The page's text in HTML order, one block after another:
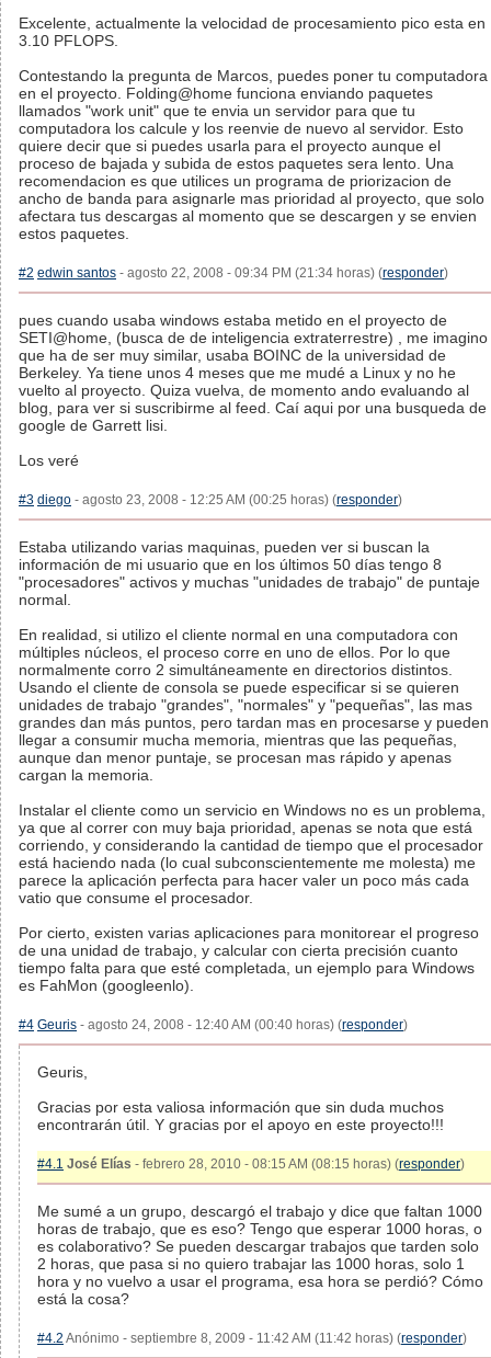
Excelente, actualmente la velocidad de procesamiento pico esta en
3.10 PFLOPS.
Contestando la pregunta de Marcos, puedes poner tu computadora
en el proyecto. Folding@home funciona enviando paquetes
llamados "work unit" que te envia un servidor para que tu
computadora los calcule y los reenvie de nuevo al servidor. Esto
quiere decir que si puedes usarla para el proyecto aunque el
proceso de bajada y subida de estos paquetes sera lento. Una
recomendacion es que utilices un programa de priorizacion de
ancho de banda para asignarle mas prioridad al proyecto, que solo
afectara tus descargas al momento que se descargen y se envien
estos paquetes.
#2 edwin santos - agosto 22, 2008 - 09:34 PM (21:34 horas) (responder)
pues cuando usaba windows estaba metido en el proyecto de
SETI@home, (busca de de inteligencia extraterrestre) , me imagino
que ha de ser muy similar, usaba BOINC de la universidad de
Berkeley. Ya tiene unos 4 meses que me mudé a Linux y no he
vuelto al proyecto. Quiza vuelva, de momento ando evaluando al
blog, para ver si suscribirme al feed. Caí aqui por una busqueda de
google de Garrett lisi.
Los veré
#3 diego - agosto 23, 2008 - 12:25 AM (00:25 horas) (responder)
Estaba utilizando varias maquinas, pueden ver si buscan la
información de mi usuario que en los últimos 50 días tengo 8
"procesadores" activos y muchas "unidades de trabajo" de puntaje
normal.
En realidad, si utilizo el cliente normal en una computadora con
múltiples núcleos, el proceso corre en uno de ellos. Por lo que
normalmente corro 2 simultáneamente en directorios distintos.
Usando el cliente de consola se puede especificar si se quieren
unidades de trabajo "grandes", "normales" y "pequeñas", las mas
grandes dan más puntos, pero tardan mas en procesarse y pueden
llegar a consumir mucha memoria, mientras que las pequeñas,
aunque dan menor puntaje, se procesan mas rápido y apenas
cargan la memoria.
Instalar el cliente como un servicio en Windows no es un problema,
ya que al correr con muy baja prioridad, apenas se nota que está
corriendo, y considerando la cantidad de tiempo que el procesador
está haciendo nada (lo cual subconscientemente me molesta) me
parece la aplicación perfecta para hacer valer un poco más cada
vatio que consume el procesador.
Por cierto, existen varias aplicaciones para monitorear el progreso
de una unidad de trabajo, y calcular con cierta precisión cuanto
tiempo falta para que esté completada, un ejemplo para Windows
es FahMon (googleenlo).
#4 Geuris - agosto 24, 2008 - 12:40 AM (00:40 horas) (responder)
Geuris,
Gracias por esta valiosa información que sin duda muchos
encontrarán útil. Y gracias por el apoyo en este proyecto!!!
#4.1 José Elías - febrero 28, 2010 - 08:15 AM (08:15 horas) (responder)
Me sumé a un grupo, descargó el trabajo y dice que faltan 1000
horas de trabajo, que es eso? Tengo que esperar 1000 horas, o
es colaborativo? Se pueden descargar trabajos que tarden solo
2 horas, que pasa si no quiero trabajar las 1000 horas, solo 1
hora y no vuelvo a usar el programa, esa hora se perdió? Cómo
está la cosa?
#4.2 Anónimo - septiembre 8, 2009 - 11:42 AM (11:42 horas) (responder)